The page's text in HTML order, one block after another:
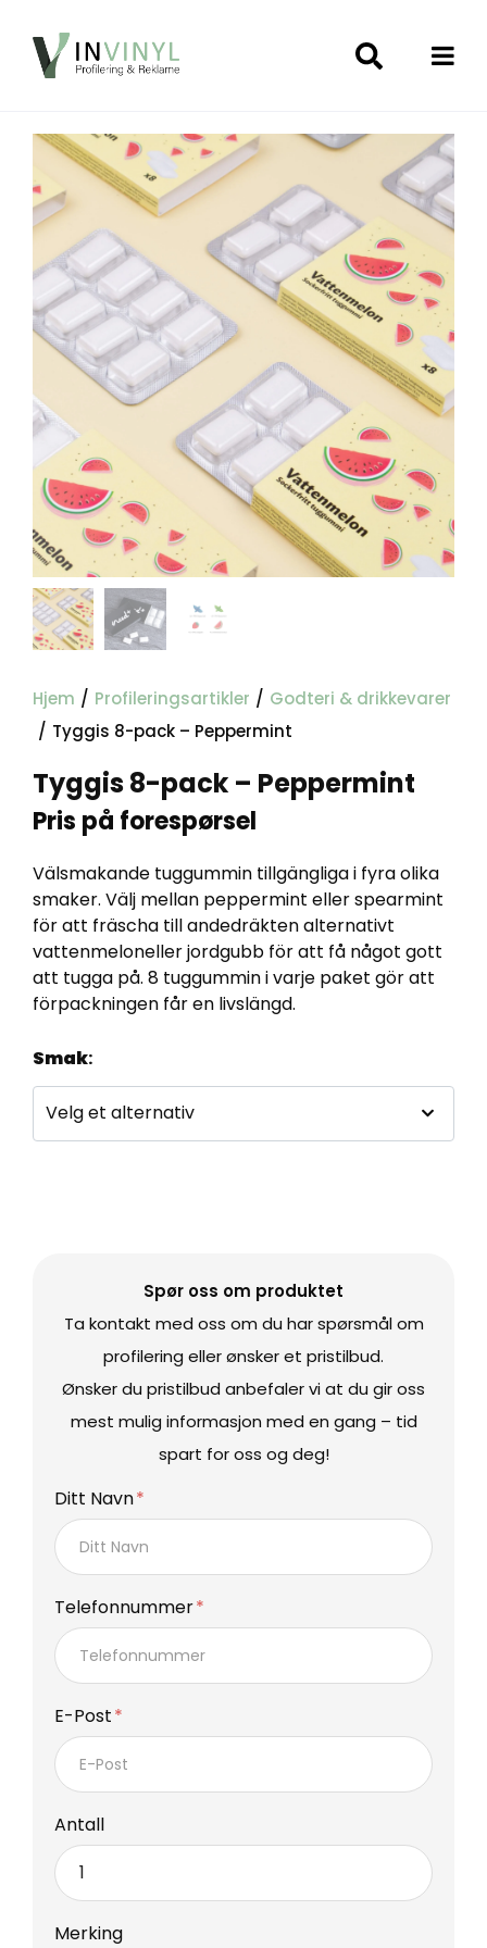
Hjem / Profileringsartikler / Godteri & drikkevarer
/ Tyggis 8-pack – Peppermint
Tyggis 8-pack – Peppermint
Pris på forespørsel
Välsmakande tuggummin tillgängliga i fyra olika
smaker. Välj mellan peppermint eller spearmint
för att fräscha till andedräkten alternativt
vattenmeloneller jordgubb för att få något gott
att tugga på. 8 tuggummin i varje paket gör att
förpackningen får en livslängd.
Smak:
Spør oss om produktet
Ta kontakt med oss om du har spørsmål om
profilering eller ønsker et pristilbud.
Ønsker du pristilbud anbefaler vi at du gir oss
mest mulig informasjon med en gang – tid
spart for oss og deg!
Ditt Navn
Telefonnummer
E-Post
Antall
Merking